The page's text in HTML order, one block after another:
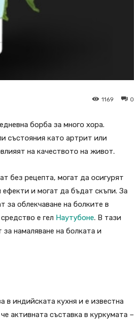
0
1169
борба за много хора.
състояния като артрит или
на качеството на живот.
без рецепта, могат да осигурят
ефекти и могат да бъдат скъпи. За
за облекчаване на болките в
е гел Наутубоне. В тази
намаляване на болката и
в индийската кухня и е известна
активната съставка в куркумата –